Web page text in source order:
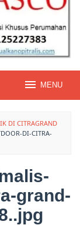
MENU
DI CITRAGRAND
DI-CITRA-
grand-